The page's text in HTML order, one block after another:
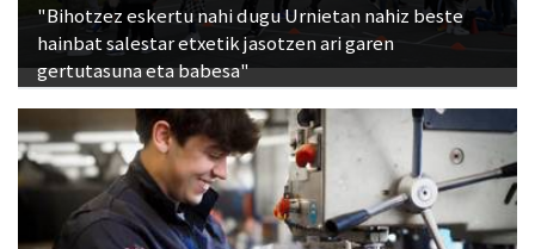
"Bihotzez eskertu nahi dugu Urnietan nahiz beste
hainbat salestar etxetik jasotzen ari garen
gertutasuna eta babesa"